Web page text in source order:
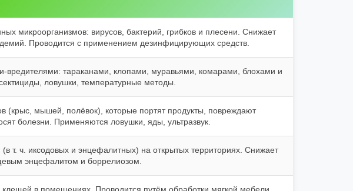
микроорганизмов: вирусов, бактерий, грибков и плесени. Снижает
Проводится с применением дезинфицирующих средств.
тараканами, клопами, муравьями, комарами, блохами и
ловушки, температурные методы.
(крыс, мышей, полёвок), которые портят продукты, повреждают
болезни. Применяются ловушки, яды, ультразвук.
т. ч. иксодовых и энцефалитных) на открытых территориях. Снижает
энцефалитом и боррелиозом.